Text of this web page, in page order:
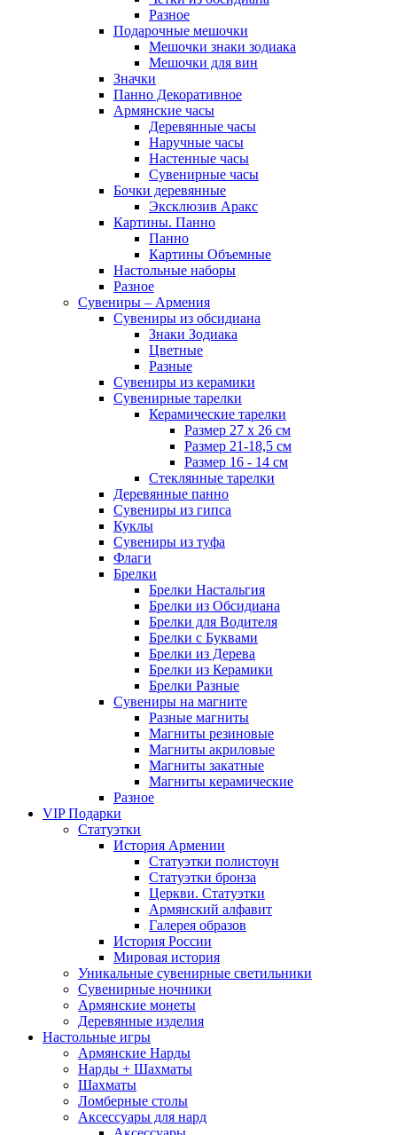
Разное
Подарочные мешочки
Мешочки знаки зодиака
Мешочки для вин
Значки
Панно Декоративное
Армянские часы
Деревянные часы
Наручные часы
Настенные часы
Сувенирные часы
Бочки деревянные
Эксклюзив Аракс
Картины. Панно
Панно
Картины Объемные
Настольные наборы
Разное
Сувениры – Армения
Сувениры из обсидиана
Знаки Зодиака
Цветные
Разные
Сувениры из керамики
Сувенирные тарелки
Керамические тарелки
Размер 27 х 26 см
Размер 21-18,5 см
Размер 16 - 14 см
Стеклянные тарелки
Деревянные панно
Сувениры из гипса
Куклы
Сувениры из туфа
Флаги
Брелки
Брелки Настальгия
Брелки из Обсидиана
Брелки для Водителя
Брелки с Буквами
Брелки из Дерева
Брелки из Керамики
Брелки Разные
Сувениры на магните
Разные магниты
Магниты резиновые
Магниты акриловые
Магниты закатные
Магниты керамические
Разное
VIP Подарки
Статуэтки
История Армении
Статуэтки полистоун
Статуэтки бронза
Церкви. Статуэтки
Армянский алфавит
Галерея образов
История России
Мировая история
Уникальные сувенирные светильники
Сувенирные ночники
Армянские монеты
Деревянные изделия
Настольные игры
Армянские Нарды
Нарды + Шахматы
Шахматы
Ломберные столы
Аксессуары для нард